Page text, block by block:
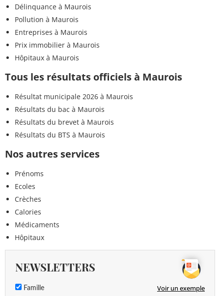
Délinquance à Maurois
Pollution à Maurois
Entreprises à Maurois
Prix immobilier à Maurois
Hôpitaux à Maurois
Tous les résultats officiels à Maurois
Résultat municipale 2026 à Maurois
Résultats du bac à Maurois
Résultats du brevet à Maurois
Résultats du BTS à Maurois
Nos autres services
Prénoms
Ecoles
Crèches
Calories
Médicaments
Hôpitaux
NEWSLETTERS
Famille Voir un exemple